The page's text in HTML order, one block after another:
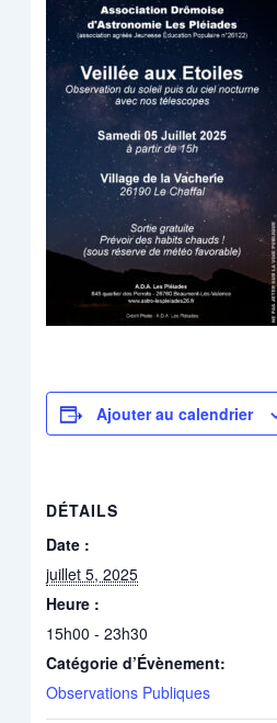
Ajouter au calendrier
DÉTAILS
Date :
juillet 5, 2025
Heure :
15h00 - 23h30
Catégorie d’Évènement:
Observations Publiques